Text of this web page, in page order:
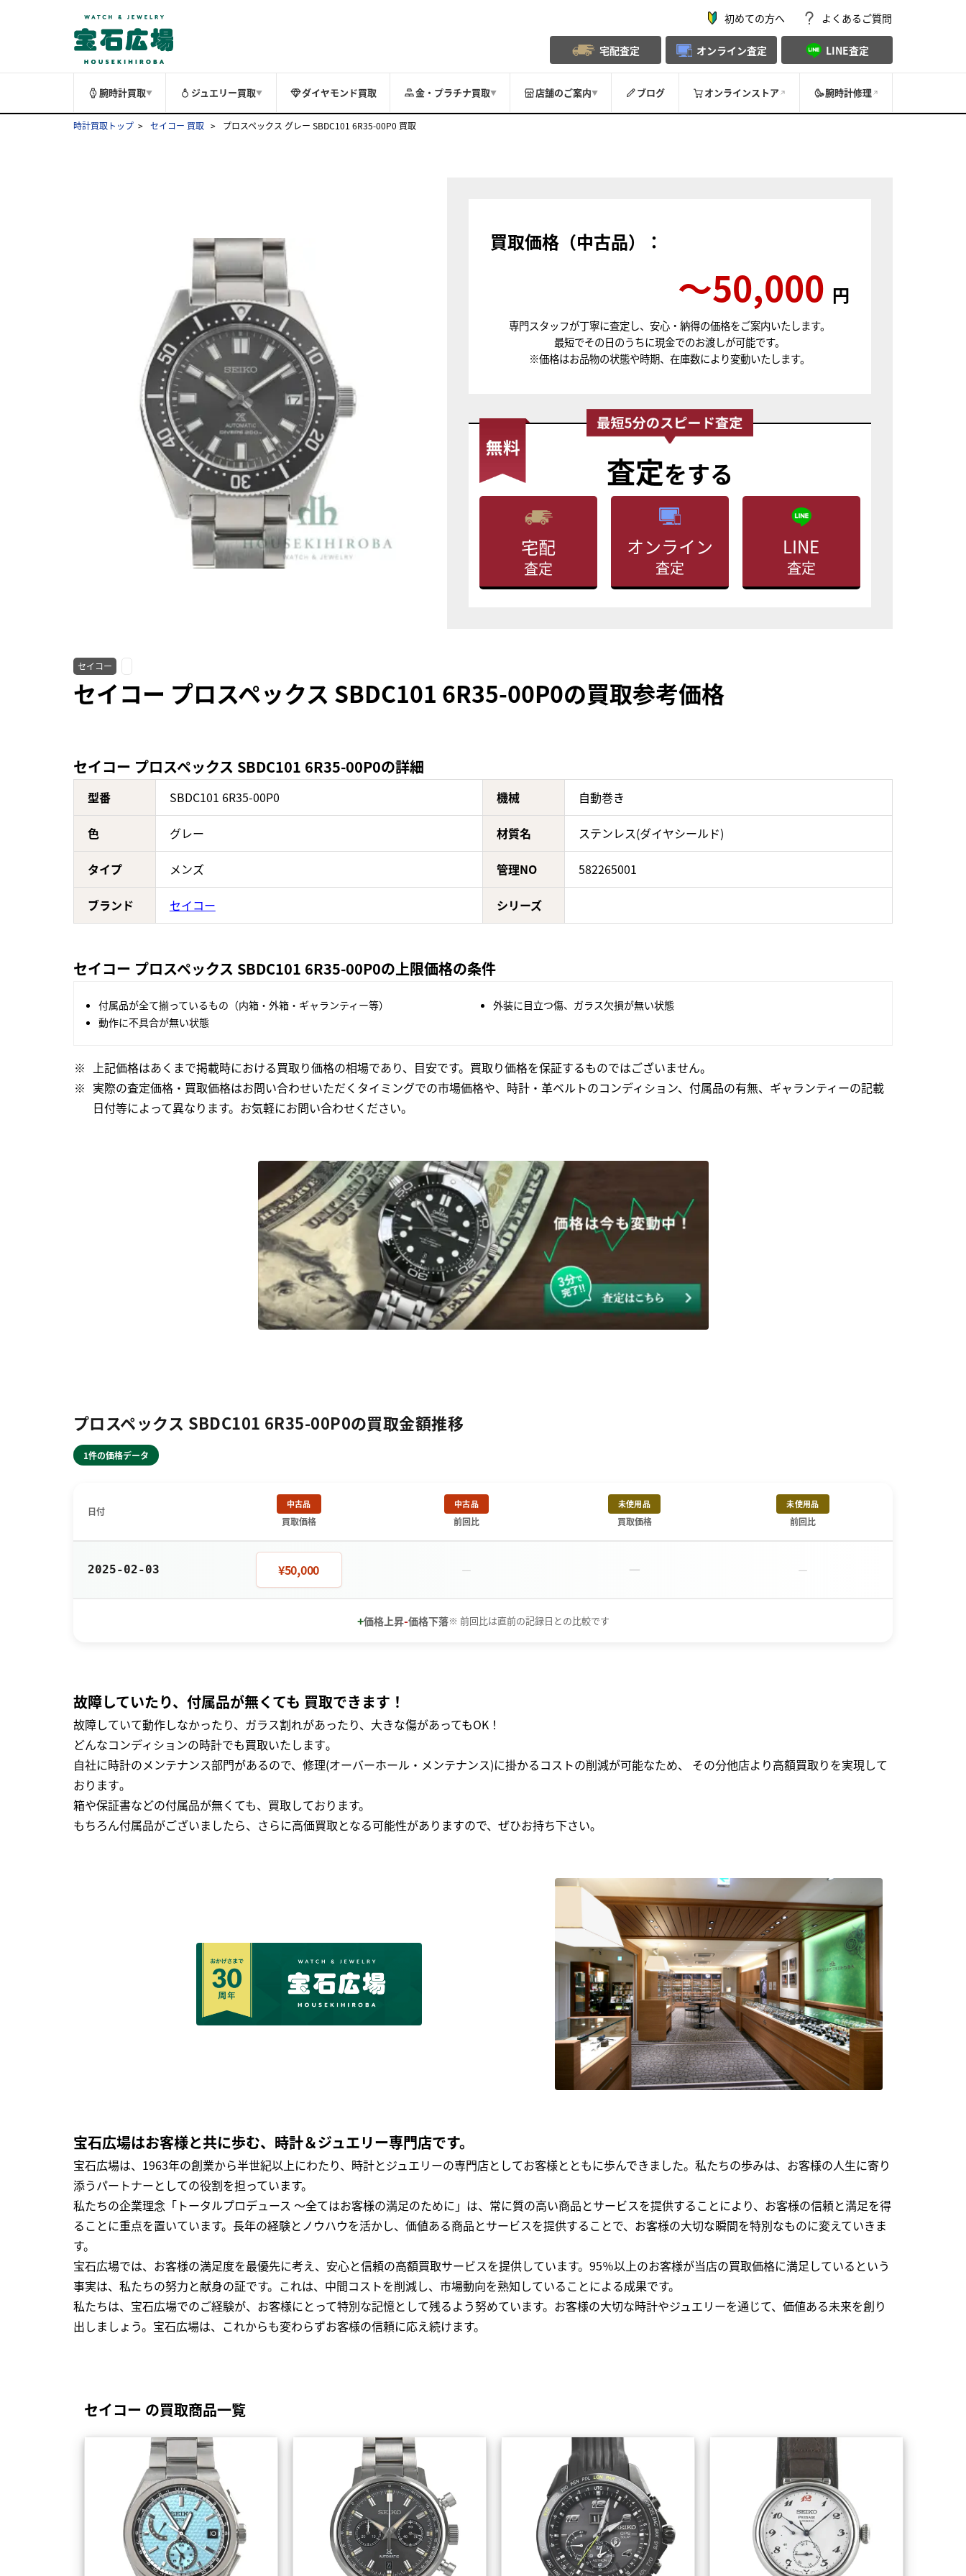
初めての方へ よくあるご質問
宅配査定 オンライン査定 LINE査定
腕時計買取▼ ジュエリー買取▼ ダイヤモンド買取 金・プラチナ買取▼ 店舗のご案内▼ ブログ オンラインストア 腕時計修理
時計買取トップ セイコー 買取 プロスペックス グレー SBDC101 6R35-00P0 買取
買取価格（中古品）：
〜50,000 円
専門スタッフが丁寧に査定し、安心・納得の価格をご案内いたします。
最短でその日のうちに現金でのお渡しが可能です。
※価格はお品物の状態や時期、在庫数により変動いたします。
査定をする
宅配
査定
オンライン
査定
LINE
査定
セイコー
セイコー プロスペックス SBDC101 6R35-00P0の買取参考価格
セイコー プロスペックス SBDC101 6R35-00P0の詳細
型番 SBDC101 6R35-00P0 機械 自動巻き
色 グレー 材質名 ステンレス(ダイヤシールド)
タイプ メンズ 管理NO 582265001
ブランド セイコー シリーズ
セイコー プロスペックス SBDC101 6R35-00P0の上限価格の条件
付属品が全て揃っているもの（内箱・外箱・ギャランティー等）
外装に目立つ傷、ガラス欠損が無い状態
動作に不具合が無い状態
上記価格はあくまで掲載時における買取り価格の相場であり、目安です。買取り価格を保証するものではございません。
実際の査定価格・買取価格はお問い合わせいただくタイミングでの市場価格や、時計・革ベルトのコンディション、付属品の有無、ギャランティーの記載
日付等によって異なります。お気軽にお問い合わせください。
プロスペックス SBDC101 6R35-00P0の買取金額推移
1件の価格データ
日付
中古品
買取価格
中古品
前回比
未使用品
買取価格
未使用品
前回比
2025-02-03 ¥50,000 － － －
+価格上昇-価格下落※ 前回比は直前の記録日との比較です
故障していたり、付属品が無くても 買取できます！
故障していて動作しなかったり、ガラス割れがあったり、大きな傷があってもOK！
どんなコンディションの時計でも買取いたします｡
自社に時計のメンテナンス部門があるので、修理(オーバーホール・メンテナンス)に掛かるコストの削減が可能なため、 その分他店より高額買取りを実現して
おります｡
箱や保証書などの付属品が無くても、買取しております。
もちろん付属品がございましたら、さらに高価買取となる可能性がありますので、ぜひお持ち下さい｡
宝石広場はお客様と共に歩む、時計＆ジュエリー専門店です。
宝石広場は、1963年の創業から半世紀以上にわたり、時計とジュエリーの専門店としてお客様とともに歩んできました。私たちの歩みは、お客様の人生に寄り
添うパートナーとしての役割を担っています。
私たちの企業理念「トータルプロデュース ～全てはお客様の満足のために」は、常に質の高い商品とサービスを提供することにより、お客様の信頼と満足を得
ることに重点を置いています。長年の経験とノウハウを活かし、価値ある商品とサービスを提供することで、お客様の大切な瞬間を特別なものに変えていきま
す。
宝石広場では、お客様の満足度を最優先に考え、安心と信頼の高額買取サービスを提供しています。95％以上のお客様が当店の買取価格に満足しているという
事実は、私たちの努力と献身の証です。これは、中間コストを削減し、市場動向を熟知していることによる成果です。
私たちは、宝石広場でのご経験が、お客様にとって特別な記憶として残るよう努めています。お客様の大切な時計やジュエリーを通じて、価値ある未来を創り
出しましょう。宝石広場は、これからも変わらずお客様の信頼に応え続けます。
セイコー の買取商品一覧